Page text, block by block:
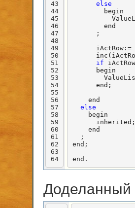
43
44
45
46
47
48
49
50
51
52
53
54
55
56
57
58
59
60
61
62
63
64
else
        begin
        end
      ;
iActRow:=
if
      begin
      end;
    end
else
    begin
      inherited;
    end
  ;
end;
end.
Доделанный